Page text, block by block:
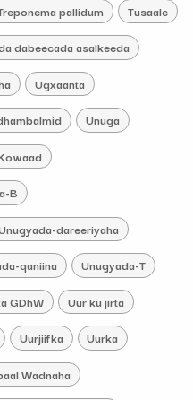
pallidum Tusaale
dabeecada asalkeeda
Ugxaanta
Unuga
B
dareeriyaha
qaniina Unugyada-T
GDhW Uur ku jirta
Uurjiifka Uurka
Wadnaha